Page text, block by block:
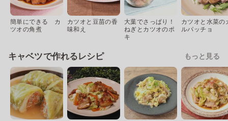
簡単にできる カ
ツオの角煮
カツオと豆苗の香
味和え
大葉でさっぱり！
ねぎとカツオのポ
キ
カツオと水菜の
ルパッチョ
キャベツで作れるレシピ もっと見る